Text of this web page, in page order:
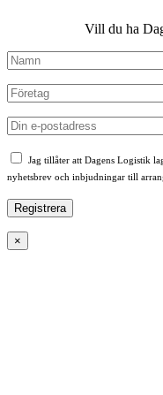
Vill du ha
Jag tillåter att Dagens Logistik
nyhetsbrev och inbjudningar till
×